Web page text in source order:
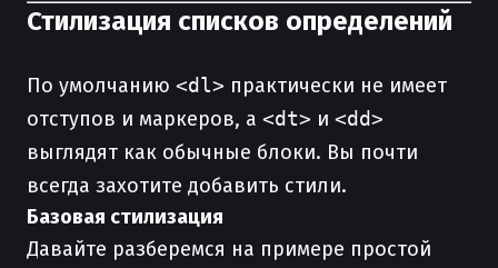
Стилизация списков определений
По умолчанию <dl> практически не имеет
отступов и маркеров, а <dt> и <dd>
выглядят как обычные блоки. Вы почти
всегда захотите добавить стили.
Базовая стилизация
Давайте разберемся на примере простой